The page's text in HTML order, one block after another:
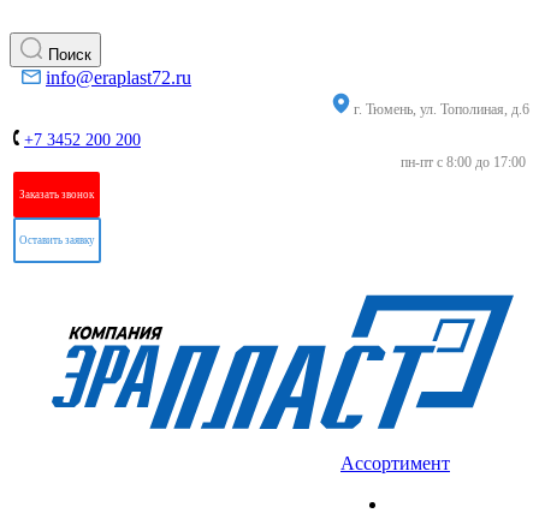
Поиск
info@eraplast72.ru
г. Тюмень, ул. Тополиная, д.6
+7 3452 200 200
пн-пт с 8:00 до 17:00
Заказать звонок
Оставить заявку
Ассортимент